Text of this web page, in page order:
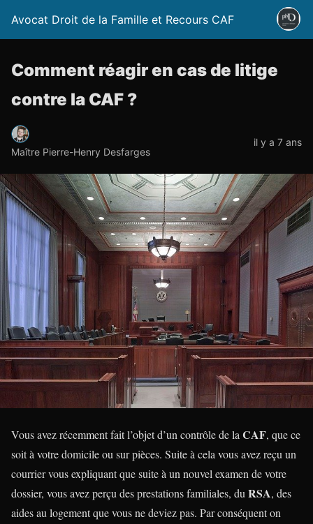
Avocat Droit de la Famille et Recours CAF
Comment réagir en cas de litige
contre la CAF ?
Maître Pierre-Henry Desfarges
il y a 7 ans
Vous avez récemment fait l’objet d’un contrôle de laCAF, que ce
soit à votre domicile ou sur pièces. Suite à cela vous avez reçu un
courrier vous expliquant que suite à un nouvel examen de votre
dossier, vous avez perçu des prestations familiales, duRSA, des
aides au logement que vous ne deviez pas. Par conséquent on